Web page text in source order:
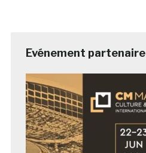
Evénement partenaire